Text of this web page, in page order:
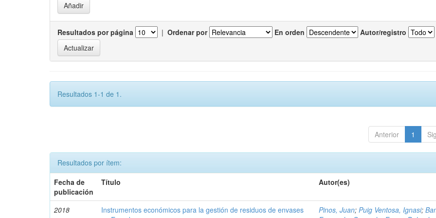
Resultados por página | Ordenar por En orden Autor/registro
Resultados 1-1 de 1.
Anterior 1
Resultados por ítem:
Fecha de
publicación
Título Autor(es)
2018
Instrumentos económicos para la gestión de residuos de envases
Pinos, Juan;Puig Ventosa, Ignasi;